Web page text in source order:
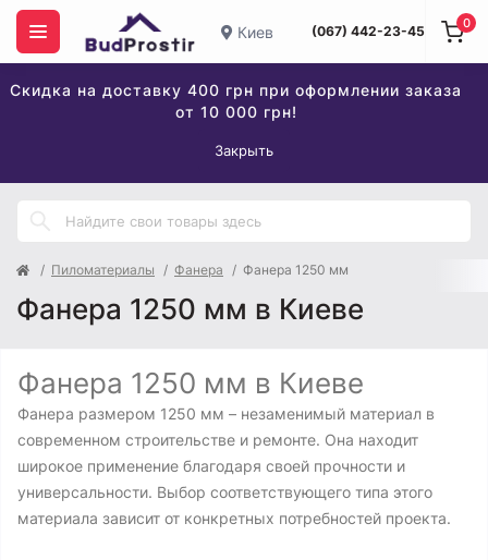
Киев (067) 442-23-45
Скидка на доставку 400 грн при оформлении заказа
от 10 000 грн!
Закрыть
0
Пиломатериалы Фанера Фанера 1250 мм
Фанера 1250 мм в Киеве
Фанера 1250 мм в Киеве
Фанера размером 1250 мм – незаменимый материал в
современном строительстве и ремонте. Она находит
широкое применение благодаря своей прочности и
универсальности. Выбор соответствующего типа этого
материала зависит от конкретных потребностей проекта.